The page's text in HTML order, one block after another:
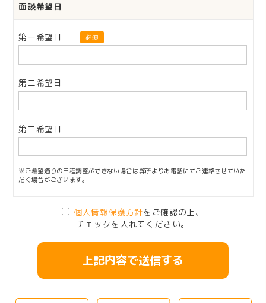
面談希望日
第一希望日 必須
第二希望日
第三希望日
※ご希望通りの日程調整ができない場合は弊所よりお電話にてご連絡させていた
だく場合がございます。
個人情報保護方針をご確認の上、
チェックを入れてください。